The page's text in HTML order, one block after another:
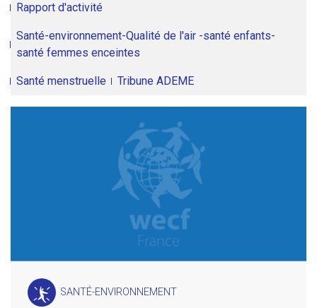
Rapport d'activité
Santé-environnement-Qualité de l'air -santé enfants-
santé femmes enceintes
Santé menstruelle Tribune ADEME
SANTÉ-ENVIRONNEMENT